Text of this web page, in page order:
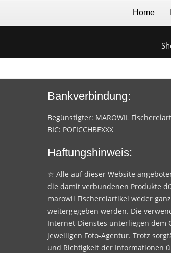
Home
Bankverbindung:
Begünstigter: MAROWIL
BIC: POFICCHBEXXX
Haftungshinweis:
☆ Alle auf dieser Website
die damit verbundenen Produkte
marowil Fischereiartikel weder
weitergegeben werden. Die
Internet-Dienstes unterliegen dem
jeweiligen Foto-Agentur. Trotz
und Richtigkeit der Informationen